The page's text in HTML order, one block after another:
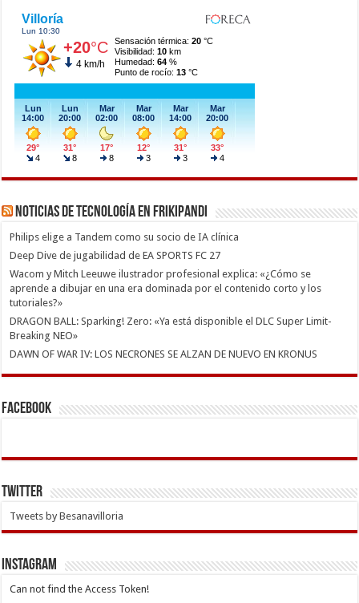
Noticias de Tecnología en Frikipandi
Philips elige a Tandem como su socio de IA clínica
Deep Dive de jugabilidad de EA SPORTS FC 27
Wacom y Mitch Leeuwe ilustrador profesional explica: «¿Cómo se
aprende a dibujar en una era dominada por el contenido corto y los
tutoriales?»
DRAGON BALL: Sparking! Zero: «Ya está disponible el DLC Super Limit-
Breaking NEO»
DAWN OF WAR IV: LOS NECRONES SE ALZAN DE NUEVO EN KRONUS
Facebook
Twitter
Tweets by Besanavilloria
INSTAGRAM
Can not find the Access Token!